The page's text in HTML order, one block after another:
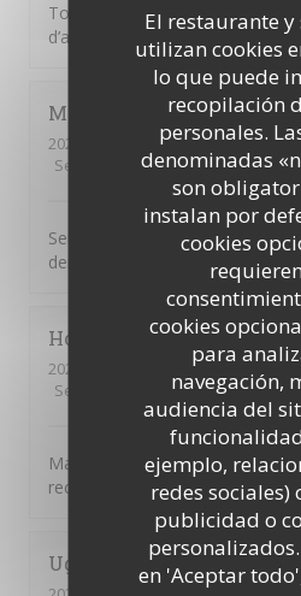
El restaurante y
utilizan cookies
lo que puede
recopilación
personales.
denominadas
son
instalan por
cookies
cookies
para
navegación,
audiencia del
ejemplo,
redes sociales)
publicidad o
en 'Aceptar
Tout était parfait comme
d’avoir CME à clichy sous bois
Marie jose
2026-07-23
- 12:45 - Invitados 2
Servicio
/5 Ambiente:5/5
Serveur aux petits soins cuisine
demande qu’à y revenir
Hocine
2026-07-16
- 12:30 - Invitados 7
Servicio
Ambiente:5/5 Menú
Magnifique, tout était parfait.
recommande encore merci
Ughetto